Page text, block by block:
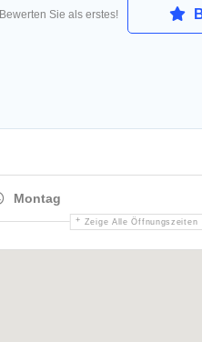
Bewerten Sie als erstes!
Montag
Zeige Alle Öffnungszeiten